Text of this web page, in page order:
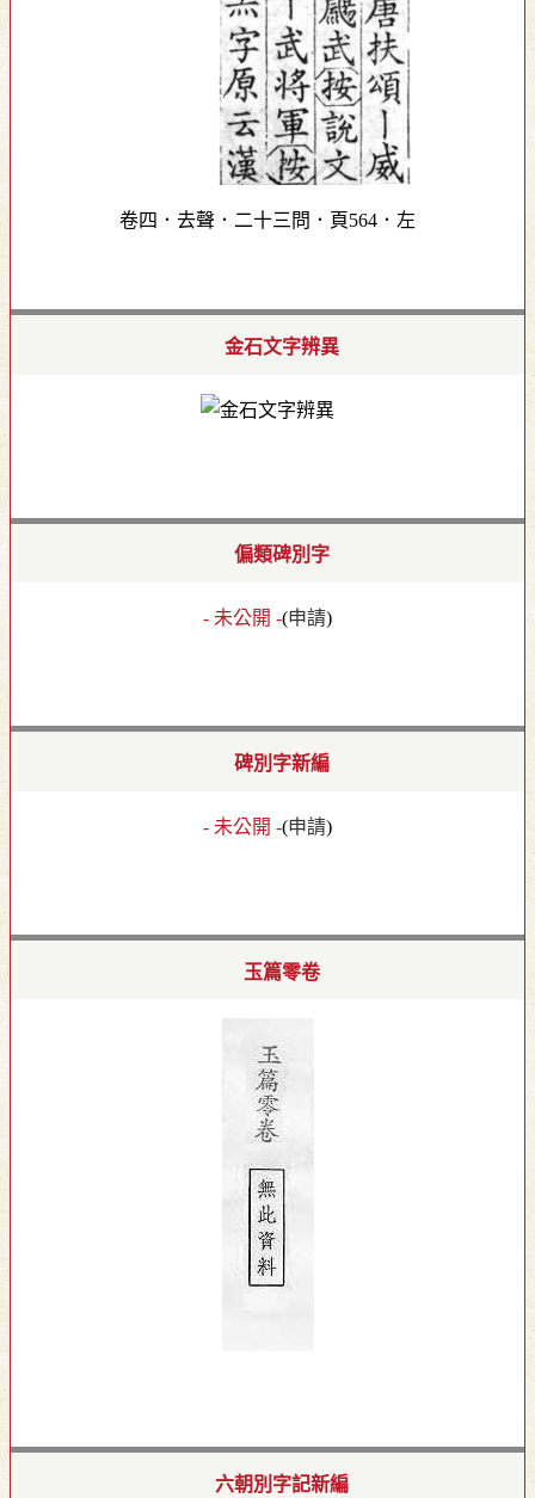
卷四．去聲．二十三問．頁564．左
金石文字辨異
偏類碑別字
- 未公開 -(申請)
碑別字新編
- 未公開 -(申請)
玉篇零卷
六朝別字記新編